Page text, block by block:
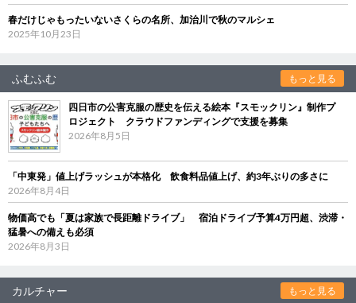
春だけじゃもったいないさくらの名所、加治川で秋のマルシェ
2025年10月23日
ふむふむ もっと見る
四日市の公害克服の歴史を伝える絵本『スモックリン』制作プ
ロジェクト クラウドファンディングで支援を募集
2026年8月5日
「中東発」値上げラッシュが本格化 飲食料品値上げ、約3年ぶりの多さに
2026年8月4日
物価高でも「夏は家族で長距離ドライブ」 宿泊ドライブ予算4万円超、渋滞・
猛暑への備えも必須
2026年8月3日
カルチャー もっと見る